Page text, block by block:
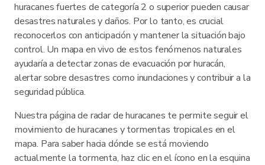
huracanes fuertes de categoría 2 o superior pueden causar
desastres naturales y daños. Por lo tanto, es crucial
reconocerlos con anticipación y mantener la situación bajo
control. Un mapa en vivo de estos fenómenos naturales
ayudaría a detectar zonas de evacuación por huracán,
alertar sobre desastres como inundaciones y contribuir a la
seguridad pública.
Nuestra página de radar de huracanes te permite seguir el
movimiento de huracanes y tormentas tropicales en el
mapa. Para saber hacia dónde se está moviendo
actualmente la tormenta, haz clic en el ícono en la esquina